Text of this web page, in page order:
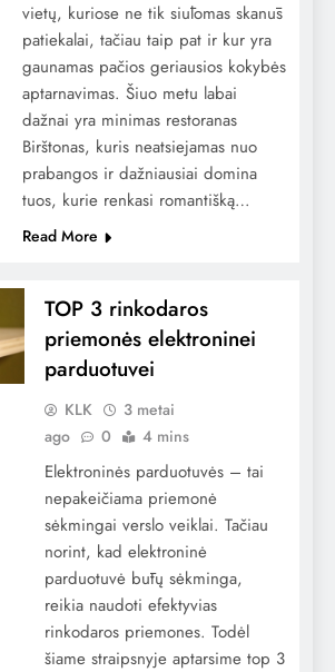
vietų, kuriose ne tik siūlomas skanūs
patiekalai, tačiau taip pat ir kur yra
gaunamas pačios geriausios kokybės
aptarnavimas. Šiuo metu labai
dažnai yra minimas restoranas
Birštonas, kuris neatsiejamas nuo
prabangos ir dažniausiai domina
tuos, kurie renkasi romantišką…
Read More
TOP 3 rinkodaros
priemonės elektroninei
parduotuvei
KLK
3 metai
ago
0 4 mins
Elektroninės parduotuvės – tai
nepakeičiama priemonė
sėkmingai verslo veiklai. Tačiau
norint, kad elektroninė
parduotuvė būtų sėkminga,
reikia naudoti efektyvias
rinkodaros priemones. Todėl
šiame straipsnyje aptarsime top 3